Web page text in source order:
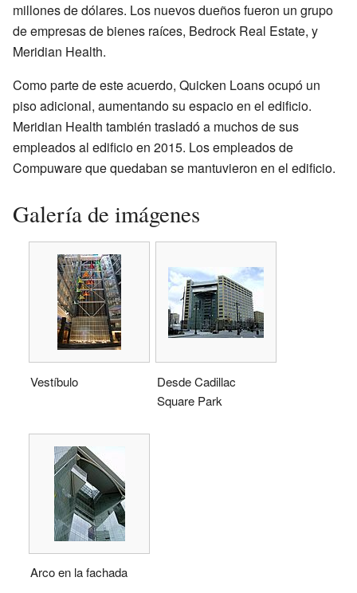
millones de dólares. Los nuevos dueños fueron un grupo
de empresas de bienes raíces, Bedrock Real Estate, y
Meridian Health.
Como parte de este acuerdo, Quicken Loans ocupó un
piso adicional, aumentando su espacio en el edificio.
Meridian Health también trasladó a muchos de sus
empleados al edificio en 2015. Los empleados de
Compuware que quedaban se mantuvieron en el edificio.
Galería de imágenes
Vestíbulo
Desde Cadillac
Square Park
Arco en la fachada